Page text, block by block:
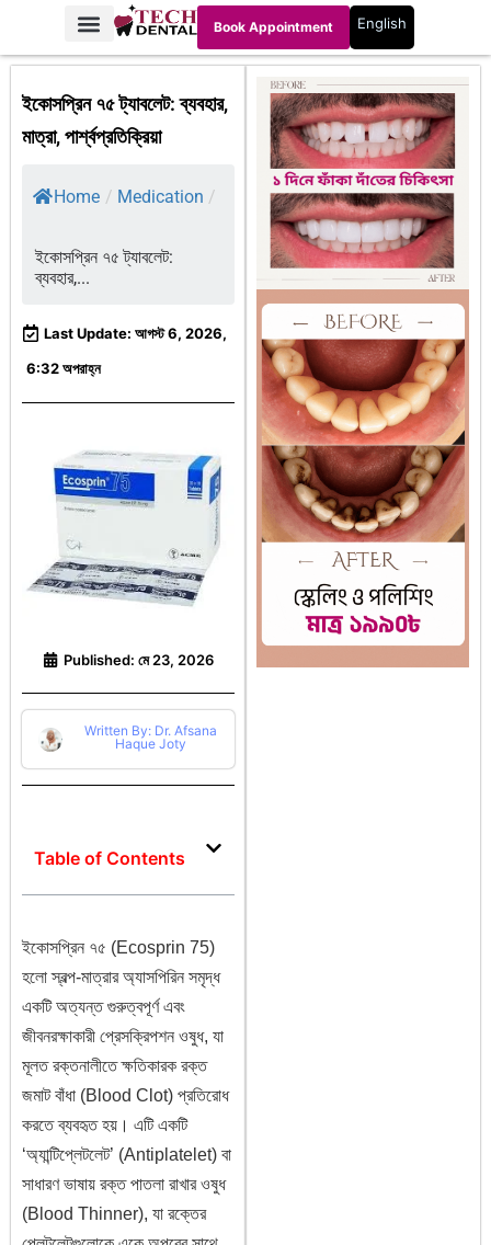
Book Appointment English
ইকোসপ্রিন ৭৫ ট্যাবলেট: ব্যবহার,
মাত্রা, পার্শ্বপ্রতিক্রিয়া
Home / Medication /
ইকোসপ্রিন ৭৫ ট্যাবলেট:
ব্যবহার,...
Last Update: আগস্ট 6, 2026,
6:32 অপরাহ্ন
Published: মে 23, 2026
Written By: Dr. Afsana
Haque Joty
Table of Contents
ইকোসপ্রিন ৭৫ (Ecosprin 75)
হলো স্বল্প-মাত্রার অ্যাসপিরিন সমৃদ্ধ
একটি অত্যন্ত গুরুত্বপূর্ণ এবং
জীবনরক্ষাকারী প্রেসক্রিপশন ওষুধ, যা
মূলত রক্তনালীতে ক্ষতিকারক রক্ত
জমাট বাঁধা (Blood Clot) প্রতিরোধ
করতে ব্যবহৃত হয়। এটি একটি
‘অ্যান্টিপ্লেটলেট’ (Antiplatelet) বা
সাধারণ ভাষায় রক্ত পাতলা রাখার ওষুধ
(Blood Thinner), যা রক্তের